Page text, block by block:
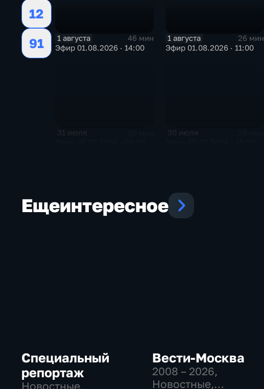
12
91
1 августа
46 мин
Эфир 01.08.2026 · 14:00
1 августа
26 мин
Эфир 01.08.2026 · 11:00
31 июля 30 июля
Ещеинтересное
Специальный
репортаж
Новостные,
Вести-Москва
2008 – 2026,
Новостные,